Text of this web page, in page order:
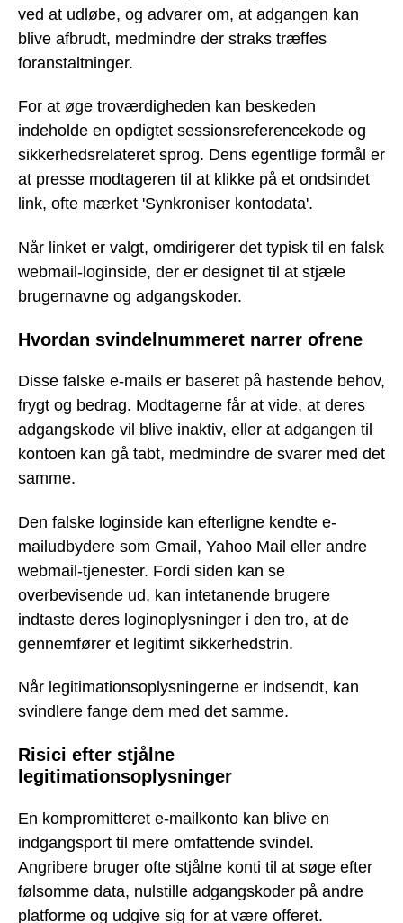
ved at udløbe, og advarer om, at adgangen kan
blive afbrudt, medmindre der straks træffes
foranstaltninger.
For at øge troværdigheden kan beskeden
indeholde en opdigtet sessionsreferencekode og
sikkerhedsrelateret sprog. Dens egentlige formål er
at presse modtageren til at klikke på et ondsindet
link, ofte mærket 'Synkroniser kontodata'.
Når linket er valgt, omdirigerer det typisk til en falsk
webmail-loginside, der er designet til at stjæle
brugernavne og adgangskoder.
Hvordan svindelnummeret narrer ofrene
Disse falske e-mails er baseret på hastende behov,
frygt og bedrag. Modtagerne får at vide, at deres
adgangskode vil blive inaktiv, eller at adgangen til
kontoen kan gå tabt, medmindre de svarer med det
samme.
Den falske loginside kan efterligne kendte e-
mailudbydere som Gmail, Yahoo Mail eller andre
webmail-tjenester. Fordi siden kan se
overbevisende ud, kan intetanende brugere
indtaste deres loginoplysninger i den tro, at de
gennemfører et legitimt sikkerhedstrin.
Når legitimationsoplysningerne er indsendt, kan
svindlere fange dem med det samme.
Risici efter stjålne
legitimationsoplysninger
En kompromitteret e-mailkonto kan blive en
indgangsport til mere omfattende svindel.
Angribere bruger ofte stjålne konti til at søge efter
følsomme data, nulstille adgangskoder på andre
platforme og udgive sig for at være offeret.